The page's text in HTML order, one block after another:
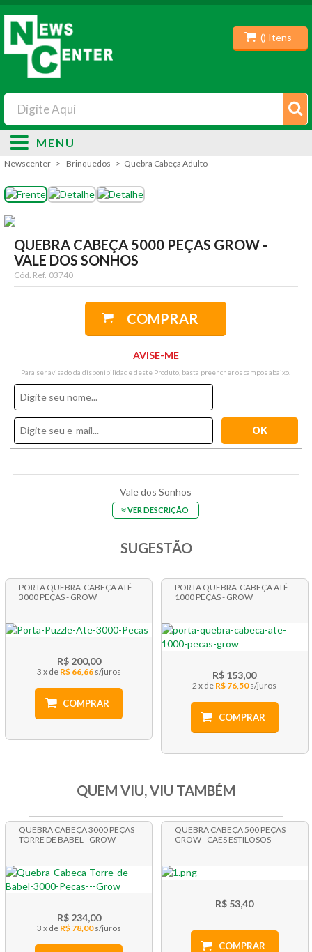
() Itens
MENU
Newscenter Brinquedos Quebra Cabeça Adulto
QUEBRA CABEÇA 5000 PEÇAS GROW -
VALE DOS SONHOS
Cód. Ref. 03740
COMPRAR
AVISE-ME
Para ser avisado da disponibilidade deste Produto, basta preencher os campos abaixo.
Vale dos Sonhos
VER DESCRIÇÃO
SUGESTÃO
PORTA QUEBRA-CABEÇA ATÉ
3000 PEÇAS - GROW
R$ 200,00
3 x R$ 66,66
COMPRAR
PORTA QUEBRA-CABEÇA ATÉ
1000 PEÇAS - GROW
R$ 153,00
2 x R$ 76,50
COMPRAR
QUEM VIU, VIU TAMBÉM
QUEBRA CABEÇA 3000 PEÇAS
TORRE DE BABEL - GROW
R$ 234,00
3 x R$ 78,00
QUEBRA CABEÇA 500 PEÇAS
GROW - CÃES ESTILOSOS
R$ 53,40
COMPRAR